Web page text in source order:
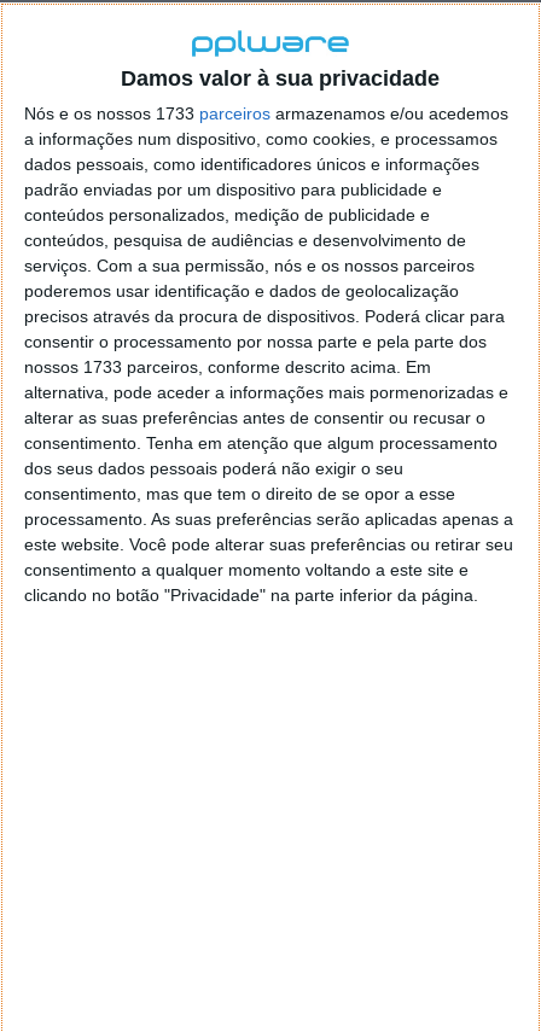
Damos valor à sua privacidade
Nós e os nossos 1733 parceiros armazenamos e/ou acedemos
a informações num dispositivo, como cookies, e processamos
dados pessoais, como identificadores únicos e informações
padrão enviadas por um dispositivo para publicidade e
conteúdos personalizados, medição de publicidade e
conteúdos, pesquisa de audiências e desenvolvimento de
serviços. Com a sua permissão, nós e os nossos parceiros
poderemos usar identificação e dados de geolocalização
precisos através da procura de dispositivos. Poderá clicar para
consentir o processamento por nossa parte e pela parte dos
nossos 1733 parceiros, conforme descrito acima. Em
alternativa, pode aceder a informações mais pormenorizadas e
alterar as suas preferências antes de consentir ou recusar o
consentimento. Tenha em atenção que algum processamento
dos seus dados pessoais poderá não exigir o seu
consentimento, mas que tem o direito de se opor a esse
processamento. As suas preferências serão aplicadas apenas a
este website. Você pode alterar suas preferências ou retirar seu
consentimento a qualquer momento voltando a este site e
clicando no botão "Privacidade" na parte inferior da página.
firefox mas em vao. Kaso te lembres de outra dica fico
agradecido, caso contrario obrigado a mesma
Vítor M.
7 de Novembro de 2005 às 01:39
@Reporter
Desculpa mas o link funciona. Seja como for segue por mail
o MSn Messenger 8.
Responder
Vítor M.
7 de Novembro de 2005 às 11:21
@Rui
Tens de encontrar o que te falei. Faz da seguinte maneira,
janela iniciar e no topo dessa janela com o botão direito do
rato faz propriedades. Depois no separador Menu ‘Iniciar’
clica no botão ‘Personalizar’ aí encontrarás no separador
geral a opção para escolheres o Browser com que queres
navegar e o gestor de e-mail. Caso não consigas chegar lá,
vais ao teu Firefox e nas ferramentas ou tools escolhes
‘Opções’ ou ‘Options’ icon geral da então janela aberta e
logo perto do fim encontras um local para colocares um
visto que vai obrigar o Firefox a verificar se este é o browser